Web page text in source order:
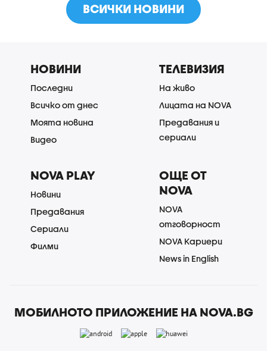
ВСИЧКИ НОВИНИ
НОВИНИ
Последни
Всичко от днес
Моята новина
Видео
ТЕЛЕВИЗИЯ
На живо
Лицата на NOVA
Предавания и
сериали
NOVA PLAY
Новини
Предавания
Сериали
Филми
ОЩЕ ОТ
NOVA
NOVA
отговорност
NOVA Кариери
News in English
МОБИЛНОТО ПРИЛОЖЕНИЕ НА NOVA.BG